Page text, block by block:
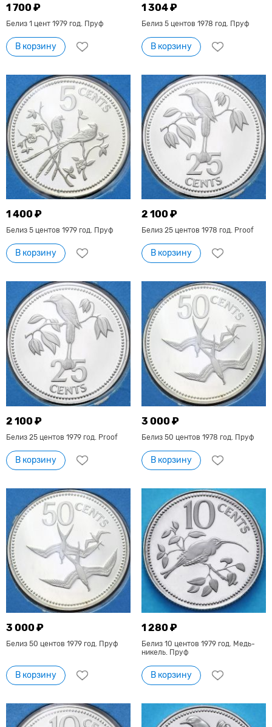
1 700 ₽
Белиз 1 цент 1979 год. Пруф
В корзину
1 304 ₽
Белиз 5 центов 1978 год. Пруф
В корзину
1 400 ₽
Белиз 5 центов 1979 год. Пруф
В корзину
2 100 ₽
Белиз 25 центов 1978 год. Proof
В корзину
2 100 ₽
Белиз 25 центов 1979 год. Proof
В корзину
3 000 ₽
Белиз 50 центов 1978 год. Пруф
В корзину
3 000 ₽
Белиз 50 центов 1979 год. Пруф
В корзину
1 280 ₽
Белиз 10 центов 1979 год. Медь-
никель. Пруф
В корзину